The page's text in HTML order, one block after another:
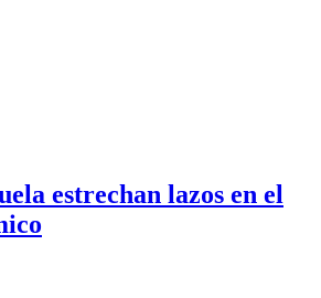
estrechan lazos en el